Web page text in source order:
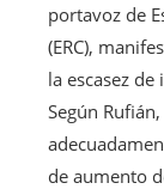
portavoz de
(ERC),
la escasez
Según
de aumento